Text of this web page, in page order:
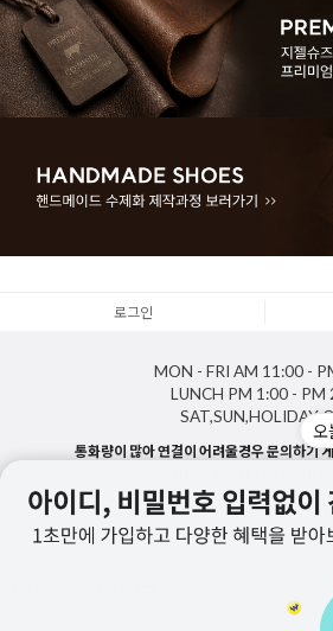
로그인
MON - FRI AM 11:00 -
LUNCH PM 1:00 - PM
SAT,SUN,HOLIDAY
통화량이 많아 연결이 어려울경우 문의하기
1688-5143
오